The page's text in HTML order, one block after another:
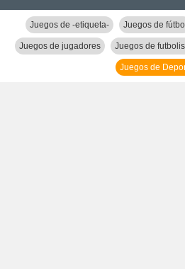
Juegos de -etiqueta- Juegos de fútbol
Juegos de jugadores Juegos de
Juegos de